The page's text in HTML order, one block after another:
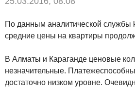
По данным аналитической службы
средние цены на квартиры
В Алматы и Караганде ценовые
незначительные.
достаточно низком уровне.